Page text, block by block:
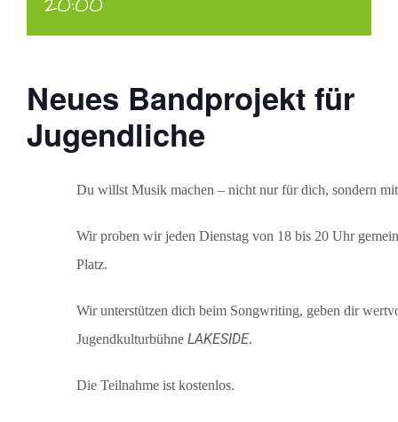
Neues Bandprojekt für
Jugendliche
Du willst Musik machen – nicht nur für dich, sondern
Wir proben wir jeden Dienstag von 18 bis 20 Uhr
Platz.
Wir unterstützen dich beim Songwriting, geben dir
Jugendkulturbühne LAKESIDE.
Die Teilnahme ist kostenlos.